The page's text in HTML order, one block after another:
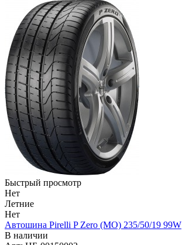
Быстрый просмотр
Нет
Летние
Нет
Автошина Pirelli P Zero (MO) 235/50/19 99W
В наличии